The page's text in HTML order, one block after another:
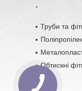
.
Труби та
Обтискні